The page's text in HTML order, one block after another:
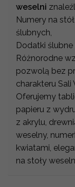
weselni
Numery na
ślubnych,
Dodatki
Różnorodne
pozwolą bez
charakteru Sali
Oferujemy
papieru z
z akrylu,
weselny,
kwiatami,
na stoły